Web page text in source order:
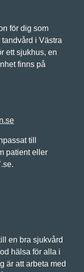
för dig som
i Västra
ett sjukhus, en
finns på
till
patient eller
en bra sjukvård
hälsa för alla i
är att arbeta med